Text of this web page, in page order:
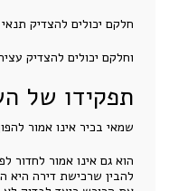
חלקם יכולים להצדיק
וחלקם יכולים להצדיק
תפקידו של
שמאי בכיר אינו אמור
הוא גם אינו אמור לחדור
להבין שרכישת דירה היא